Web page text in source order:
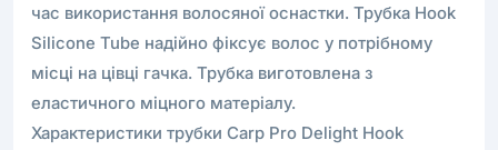
час використання волосяної оснастки. Трубка Hook
Silicone Tube надійно фіксує волос у потрібному
місці на цівці гачка. Трубка виготовлена з
еластичного міцного матеріалу.
Характеристики трубки Carp Pro Delight Hook